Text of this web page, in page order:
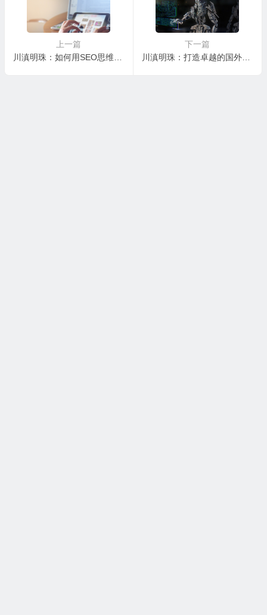
上一篇
川滇明珠：如何用SEO思维轻松撰写优质软文
下一篇
川滇明珠：打造卓越的国外SEO策略，助你开拓海外市场